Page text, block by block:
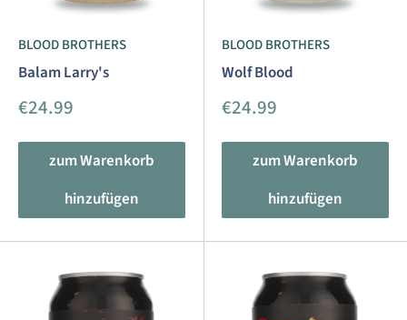
BLOOD BROTHERS
Balam Larry's
Sonderpreis
€24.99
zum Warenkorb
hinzufügen
BLOOD BROTHERS
Wolf Blood
Sonderpreis
€24.99
zum Warenkorb
hinzufügen